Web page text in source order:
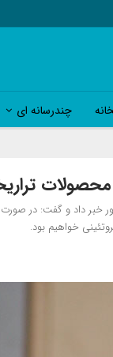
چندرسانه ای
های دامی به کشور خبر داد و گفت: